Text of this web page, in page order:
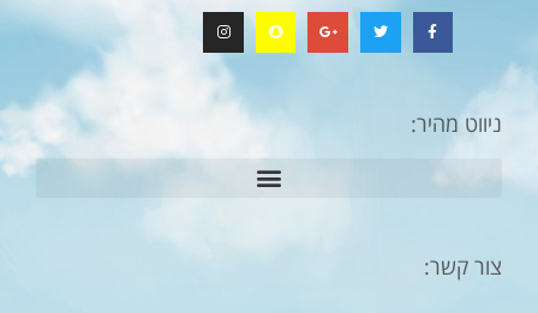
ניווט מהיר:
צור קשר: